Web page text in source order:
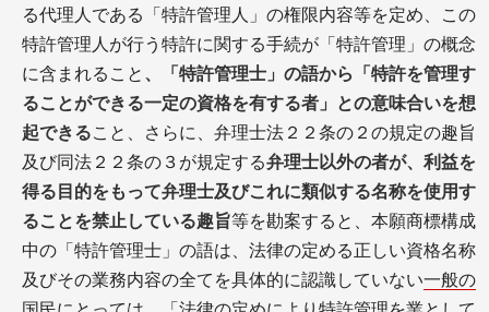
る代理人である「特許管理人」の権限内容等を定め、この
特許管理人が行う特許に関する手続が「特許管理」の概念
に含まれること 、「特許管理士」の語から「特許を管理す
ることができる一定の資格を有する者」との意味合いを想
起できること、さらに、弁理士法２２条の２の規定の趣旨
及び同法２２条の３が規定する弁理士以外の者が、利益を
得る目的をもって弁理士及びこれに類似する名称を使用す
ることを禁止している趣旨等を勘案すると、本願商標構成
中の「特許管理士」の語は、法律の定める正しい資格名称
及びその業務内容の全てを具体的に認識していない一般の